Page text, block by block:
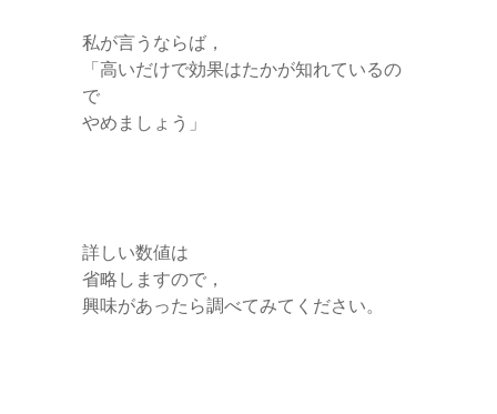
私が言うならば，
「高いだけで効果はたかが知れているの
で
やめましょう」
詳しい数値は
省略しますので，
興味があったら調べてみてください。